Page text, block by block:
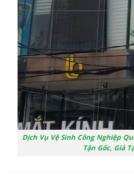
Dịch Vụ Vệ Sinh Công Nghiệp
Tận Gốc, Giá